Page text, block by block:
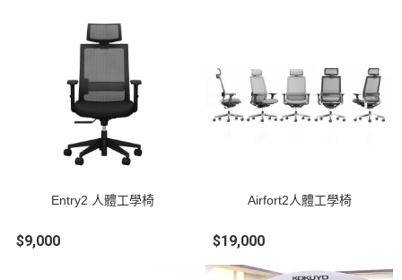
Entry2 人體工學椅
$9,000
Airfort2人體工學椅
$19,000